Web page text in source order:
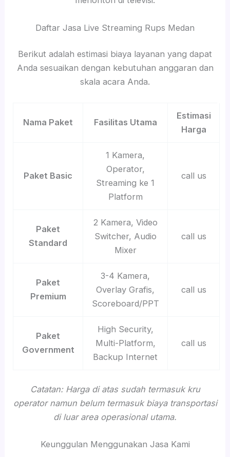
Daftar Jasa Live Streaming Rups Medan
Berikut adalah estimasi biaya layanan yang dapat
Anda sesuaikan dengan kebutuhan anggaran dan
skala acara Anda.
Nama Paket Fasilitas Utama
Estimasi
Harga
Paket Basic
1 Kamera,
Operator,
Streaming ke 1
Platform
call us
Paket
Standard
2 Kamera, Video
Switcher, Audio
Mixer
call us
Paket
Premium
3-4 Kamera,
Overlay Grafis,
Scoreboard/PPT
call us
Paket
Government
High Security,
Multi-Platform,
Backup Internet
call us
Catatan: Harga di atas sudah termasuk kru
operator namun belum termasuk biaya transportasi
di luar area operasional utama.
Keunggulan Menggunakan Jasa Kami